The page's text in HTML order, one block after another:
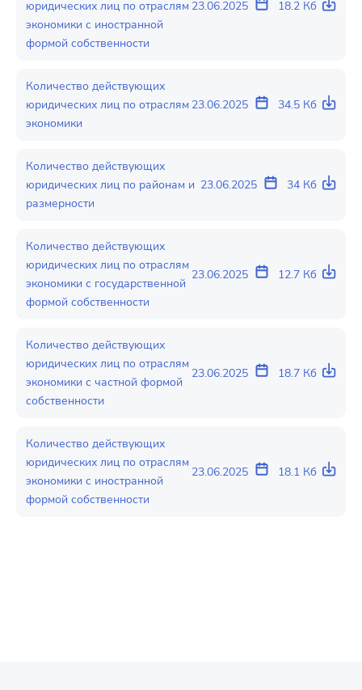
юридических лиц по отраслям
экономики с иностранной
формой собственности
23.06.2025 18.2 Кб
Количество действующих
юридических лиц по отраслям
экономики
23.06.2025 34.5 Кб
Количество действующих
юридических лиц по районам и
размерности
23.06.2025 34 Кб
Количество действующих
юридических лиц по отраслям
экономики с государственной
формой собственности
23.06.2025 12.7 Кб
Количество действующих
юридических лиц по отраслям
экономики с частной формой
собственности
23.06.2025 18.7 Кб
Количество действующих
юридических лиц по отраслям
экономики с иностранной
формой собственности
23.06.2025 18.1 Кб